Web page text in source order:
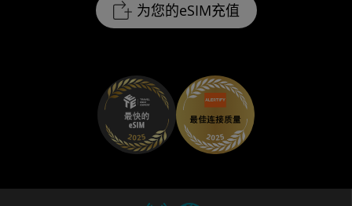
为您的eSIM充值